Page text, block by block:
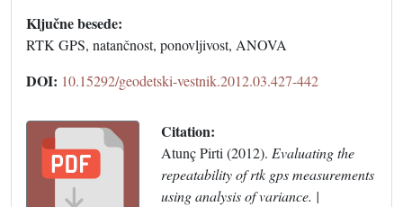
Ključne besede:
RTK GPS, natančnost, ponovljivost, ANOVA
DOI: 10.15292/geodetski-vestnik.2012.03.427-442
Citation:
Atunç Pirti (2012). Evaluating the
repeatability of rtk gps measurements
using analysis of variance. |